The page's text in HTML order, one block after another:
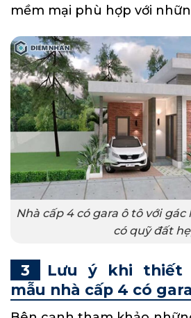
mềm mại phù hợp với
Nhà cấp 4 có gara ô tô với
có quỹ đất
Lưu ý khi thiết
mẫu nhà cấp 4 có gara